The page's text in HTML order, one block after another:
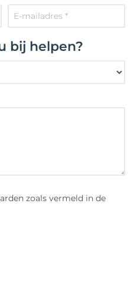
bij helpen?
zoals vermeld in de